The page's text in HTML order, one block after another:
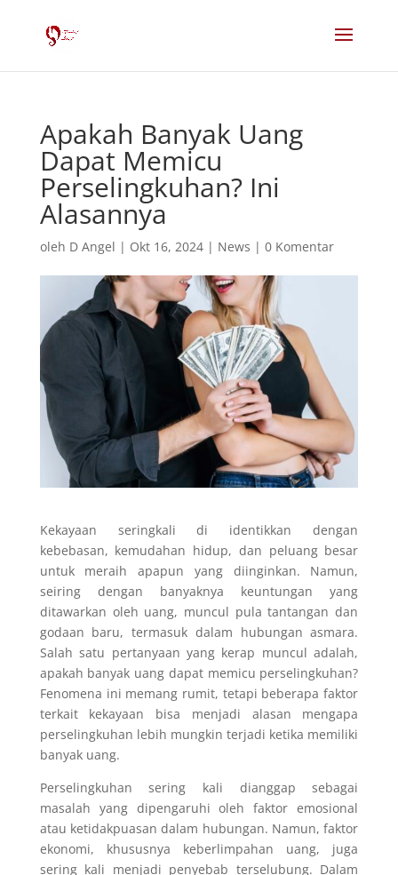
Apakah Banyak Uang
Dapat Memicu
Perselingkuhan? Ini
Alasannya
oleh D Angel | Okt 16, 2024| News | 0 Komentar
Kekayaan seringkali di identikkan dengan
kebebasan, kemudahan hidup, dan peluang besar
untuk meraih apapun yang diinginkan. Namun,
seiring dengan banyaknya keuntungan yang
ditawarkan oleh uang, muncul pula tantangan dan
godaan baru, termasuk dalam hubungan asmara.
Salah satu pertanyaan yang kerap muncul adalah,
apakah banyak uang dapat memicu perselingkuhan?
Fenomena ini memang rumit, tetapi beberapa faktor
terkait kekayaan bisa menjadi alasan mengapa
perselingkuhan lebih mungkin terjadi ketika memiliki
banyak uang.
Perselingkuhan sering kali dianggap sebagai
masalah yang dipengaruhi oleh faktor emosional
atau ketidakpuasan dalam hubungan. Namun, faktor
ekonomi, khususnya keberlimpahan uang, juga
sering kali menjadi penyebab terselubung. Dalam